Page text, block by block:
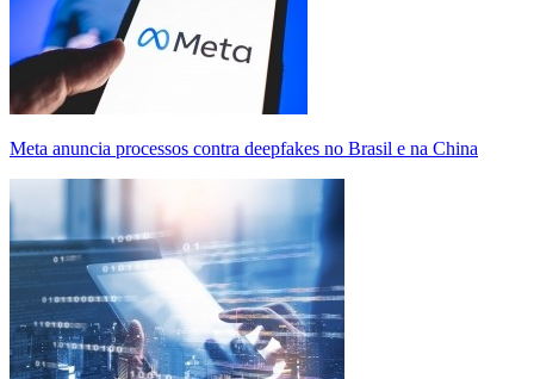
Meta anuncia processos contra deepfakes no Brasil e na China